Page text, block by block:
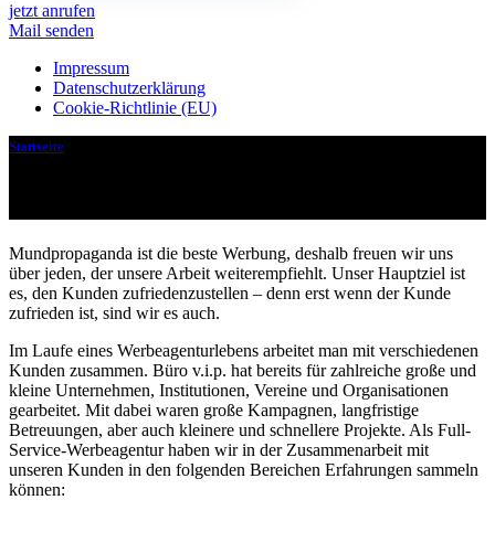
jetzt anrufen
Mail senden
Impressum
Datenschutz­erklärung
Cookie-Richtlinie (EU)
Startseite
Mundpropaganda ist die beste Werbung, deshalb freuen wir uns
über jeden, der unsere Arbeit weiterempfiehlt. Unser Hauptziel ist
es, den Kunden zufriedenzustellen – denn erst wenn der Kunde
zufrieden ist, sind wir es auch.
Im Laufe eines Werbeagenturlebens arbeitet man mit verschiedenen
Kunden zusammen. Büro v.i.p. hat bereits für zahlreiche große und
kleine Unternehmen, Institutionen, Vereine und Organisationen
gearbeitet. Mit dabei waren große Kampagnen, langfristige
Betreuungen, aber auch kleinere und schnellere Projekte. Als Full-
Service-Werbeagentur haben wir in der Zusammenarbeit mit
unseren Kunden in den folgenden Bereichen Erfahrungen sammeln
können: